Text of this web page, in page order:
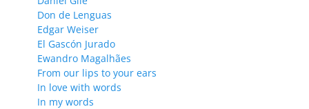
Don de Lenguas
Edgar Weiser
El Gascón Jurado
Ewandro Magalhães
From our lips to your ears
In love with words
In my words